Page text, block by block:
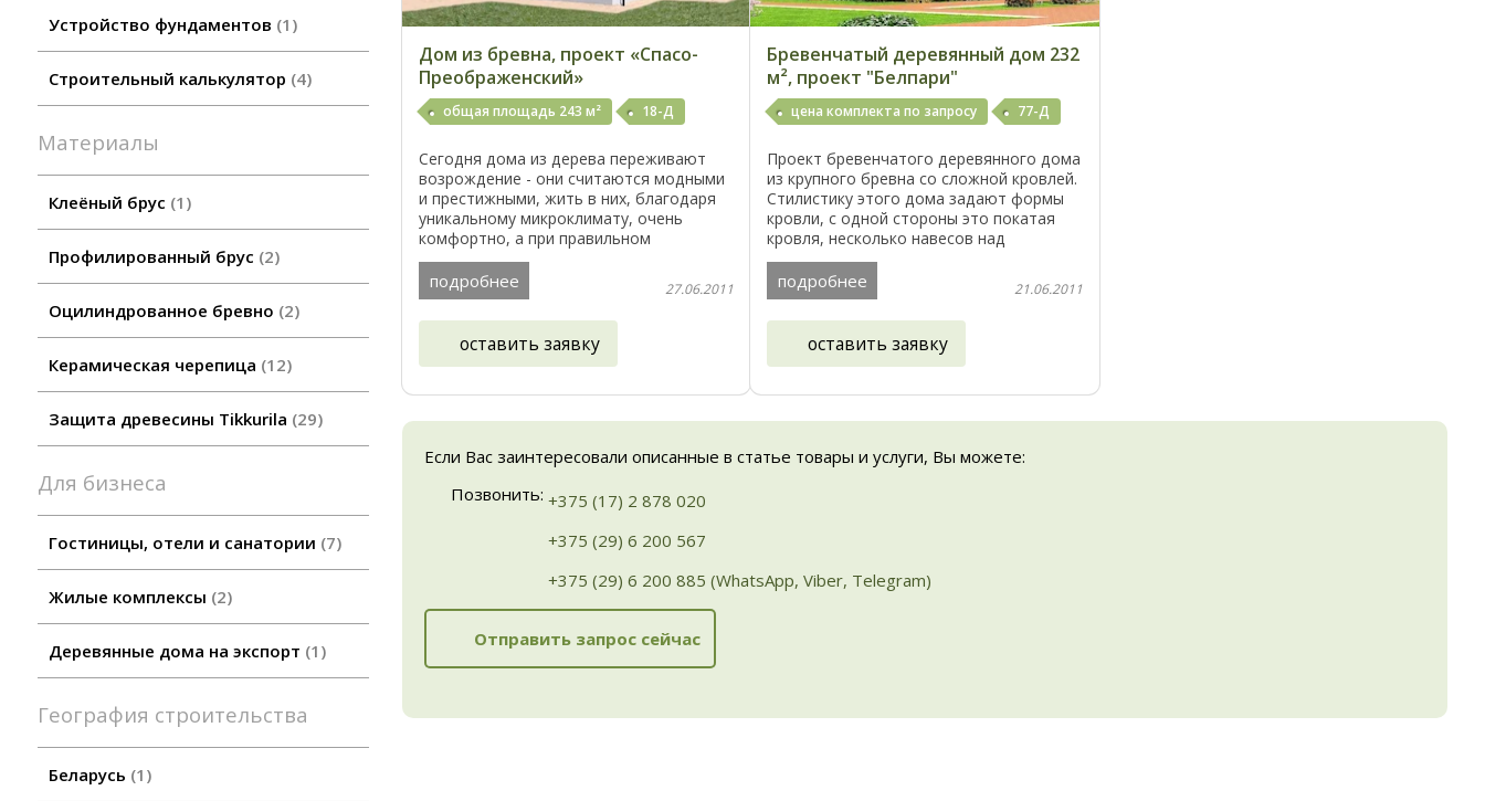
Устройство фундаментов 1
Строительный калькулятор 4
Материалы
Клеёный брус 1
Профилированный брус 2
Оцилиндрованное бревно 2
Керамическая черепица 12
Защита древесины Tikkurila 29
Для бизнеса
Гостиницы, отели и санатории 7
Жилые комплексы 2
Деревянные дома на экспорт 1
География строительства
Беларусь 1
Дом из бревна, проект «Спасо-
Преображенский»
общая площадь 243 м² 18-Д
Сегодня дома из дерева переживают
возрождение - они считаются модными
и престижными, жить в них, благодаря
уникальному микроклимату, очень
комфортно, а при правильном
исполнении они способны прослужить
очень долго. Однако, какой бы
прекрасной ни ...
подробнее 27.06.2011
оставить заявку
Бревенчатый деревянный дом 232
м², проект "Белпари"
цена комплекта по запросу 77-Д
Проект бревенчатого деревянного дома
из крупного бревна со сложной кровлей.
Стилистику этого дома задают формы
кровли, с одной стороны это покатая
кровля, несколько навесов над
балконами входом в дом, с другой
стороны это балконы на первом и
втором ...
подробнее 21.06.2011
оставить заявку
Если Вас заинтересовали описанные в статье товары и услуги, Вы можете:
Позвонить: +375 (17) 2 878 020
+375 (29) 6 200 567
+375 (29) 6 200 885 (WhatsApp, Viber, Telegram)
Отправить запрос сейчас